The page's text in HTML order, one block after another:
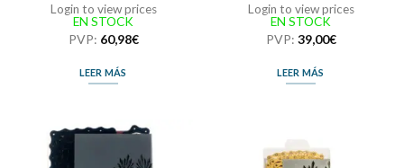
Login to view prices
EN STOCK
PVP: 60,98€
LEER MÁS
Login to view prices
EN STOCK
PVP: 39,00€
LEER MÁS